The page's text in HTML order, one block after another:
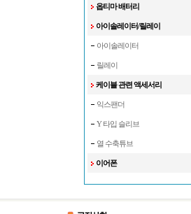
옵티마 배터리
아이솔레이터/릴레이
아이솔레이터
릴레이
케이블 관련 액세서리
익스팬더
Y 타입 슬리브
열 수축튜브
이어폰